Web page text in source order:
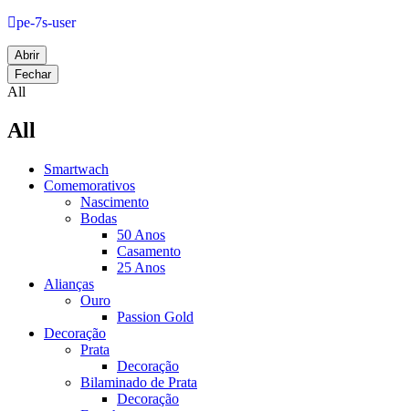
pe-7s-user
Abrir
Fechar
All
All
Smartwach
Comemorativos
Nascimento
Bodas
50 Anos
Casamento
25 Anos
Alianças
Ouro
Passion Gold
Decoração
Prata
Decoração
Bilaminado de Prata
Decoração